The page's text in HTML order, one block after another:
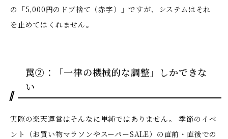
の「5,000円のドブ捨て（赤字）」ですが、システムはそれ
を止めてはくれません。
罠②：「一律の機械的な調整」しかできな
い
実際の楽天運営はそんなに単純ではありません。 季節のイベ
ント（お買い物マラソンやスーパーSALE）の直前・直後での